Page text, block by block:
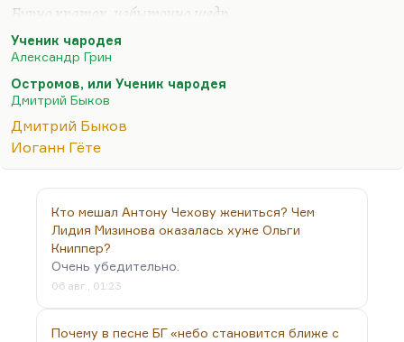
Бурно краток, избыточно щедр,
Нищий век, ученик чародея
Вызвал ад из клокочущих недр
И глядит на него, холодея.
Ну, в том смысле, что Серебряный век — ученик
чародея. А в «Остромове» просто сама ситуация,
что Даня учится у шарлатана и становится
полубогом неожиданно, вот эта коллизия меня
привлекала. Но параллелей никаких с гетовской
балладой здесь нет.
Ученик чародея
Александр Грин
Остромов, или Ученик чародея
Дмитрий Быков
Дмитрий Быков
Иоганн Гёте
Кто мешал Антону Чехову жениться? Чем
Лидия Мизинова оказалась хуже Ольги
Книппер?
Очень убедительно.
06 авг., 01:23
Почему в песне БГ «небо становится ближе с